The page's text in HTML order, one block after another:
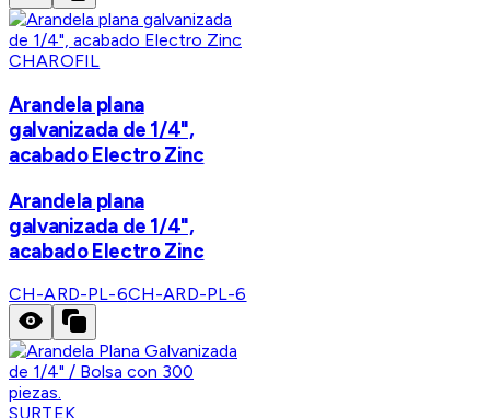
CHAROFIL
Arandela plana
galvanizada de 1/4",
acabado Electro Zinc
Arandela plana
galvanizada de 1/4",
acabado Electro Zinc
CH-ARD-PL-6CH-ARD-PL-6
SURTEK